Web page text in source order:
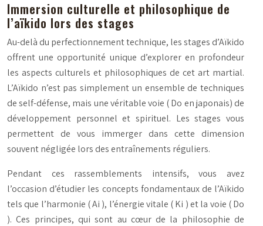
Immersion culturelle et philosophique de
l’aïkido lors des stages
Au-delà du perfectionnement technique, les stages d’Aïkido
offrent une opportunité unique d’explorer en profondeur
les aspects culturels et philosophiques de cet art martial.
L’Aïkido n’est pas simplement un ensemble de techniques
de self-défense, mais une véritable voie (Do en japonais) de
développement personnel et spirituel. Les stages vous
permettent de vous immerger dans cette dimension
souvent négligée lors des entraînements réguliers.
Pendant ces rassemblements intensifs, vous avez
l’occasion d’étudier les concepts fondamentaux de l’Aïkido
tels que l’harmonie (Ai ), l’énergie vitale (Ki ) et la voie (Do
). Ces principes, qui sont au cœur de la philosophie de